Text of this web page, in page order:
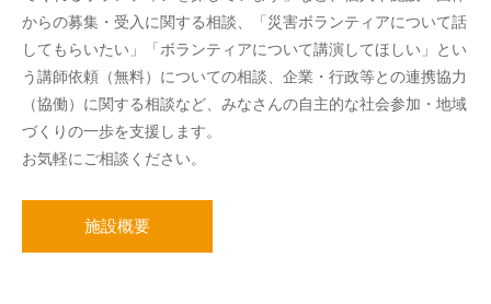
からの募集・受入に関する相談、「災害ボランティアについて話
してもらいたい」「ボランティアについて講演してほしい」とい
う講師依頼（無料）についての相談、企業・行政等との連携協力
（協働）に関する相談など、みなさんの自主的な社会参加・地域
づくりの一歩を支援します。
お気軽にご相談ください。
施設概要